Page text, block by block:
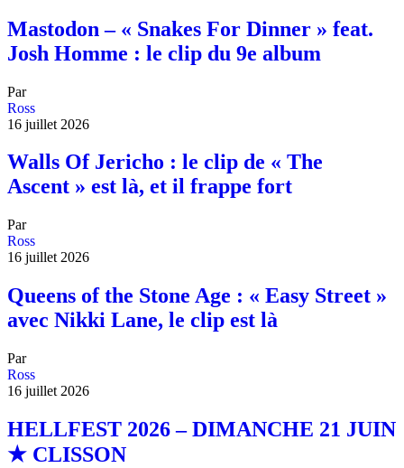
Mastodon – « Snakes For Dinner » feat.
Josh Homme : le clip du 9e album
Par
Ross
16 juillet 2026
Walls Of Jericho : le clip de « The
Ascent » est là, et il frappe fort
Par
Ross
16 juillet 2026
Queens of the Stone Age : « Easy Street »
avec Nikki Lane, le clip est là
Par
Ross
16 juillet 2026
HELLFEST 2026 – DIMANCHE 21 JUIN
★ CLISSON